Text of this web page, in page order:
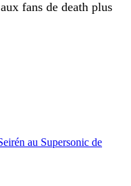
fans de death plus